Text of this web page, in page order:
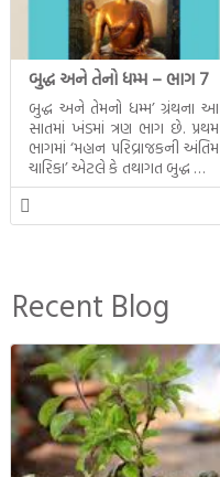
બુદ્ધ અને તેનો ધમ્મ – ભાગ 7
બુદ્ધ અને તેમનો ધમ્મ’ ગ્રંથના આ
સાતમાં ખંડમાં ત્રણ ભાગ છે. પ્રથમ
ભાગમાં ‘મહાન પરિવ્રાજકની અંતિમ
ચારિકા’ એટલે કે તથાગત બુદ્ધ સાથે
સતત પરિભ્રમણ કરતા સહચારીઓ
મુલાકાત, બીજા ભાગમાં તથાગતે
ઉત્તરાધિકારી તરીકે સ્થાપે છે તે
દૃશ્યો અંકિત થયાં છે. ટૂંકમાં બુદ્ધનાં
જીવનના અંતિમ દિવસોની યાત્રાનો
પરિપાક જોવા મળે […]
Recent Blog